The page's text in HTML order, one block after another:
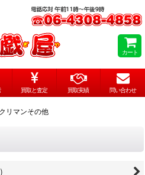
カート
買取と査定 買取実績 問い合わせ
リマンその他